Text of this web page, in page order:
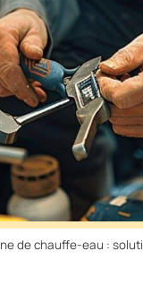
de chauffe-eau :